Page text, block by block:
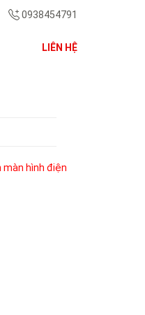
0938454791
LIÊN HỆ